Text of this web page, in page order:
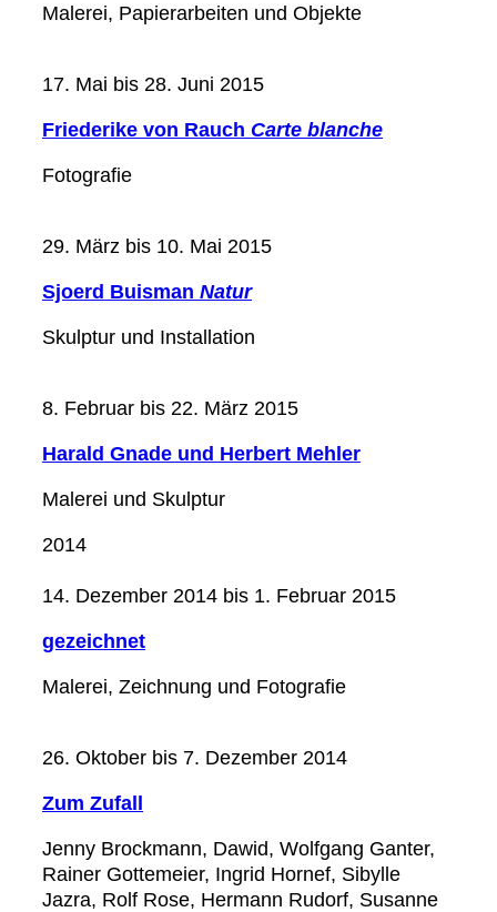
Malerei, Papierarbeiten und Objekte
17. Mai bis 28. Juni 2015
Friederike von Rauch Carte blanche
Fotografie
29. März bis 10. Mai 2015
Sjoerd Buisman Natur
Skulptur und Installation
8. Februar bis 22. März 2015
Harald Gnade und Herbert Mehler
Malerei und Skulptur
2014
14. Dezember 2014 bis 1. Februar 2015
gezeichnet
Malerei, Zeichnung und Fotografie
26. Oktober bis 7. Dezember 2014
Zum Zufall
Jenny Brockmann, Dawid, Wolfgang Ganter,
Rainer Gottemeier, Ingrid Hornef, Sibylle
Jazra, Rolf Rose, Hermann Rudorf, Susanne